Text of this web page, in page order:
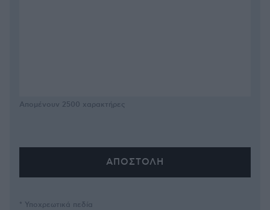
Απομένουν 2500 χαρακτήρες
* Υποχρεωτικά πεδία